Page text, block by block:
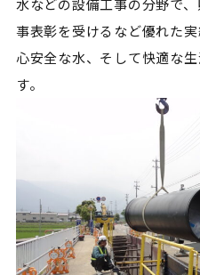
水などの設備工事の分野で
事表彰を受けるなど優れた
心安全な水、そして快適な
す。